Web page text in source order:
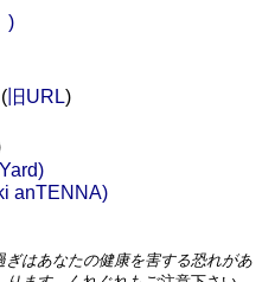
)
( 旧URL)
anTENNA)
ぎはあなたの健康を害する恐れがあ